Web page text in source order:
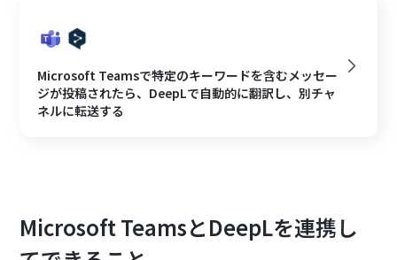
Microsoft Teamsで特定のキーワードを含むメッセー
ジが投稿されたら、DeepLで自動的に翻訳し、別チャ
ネルに転送する
Microsoft TeamsとDeepLを連携し